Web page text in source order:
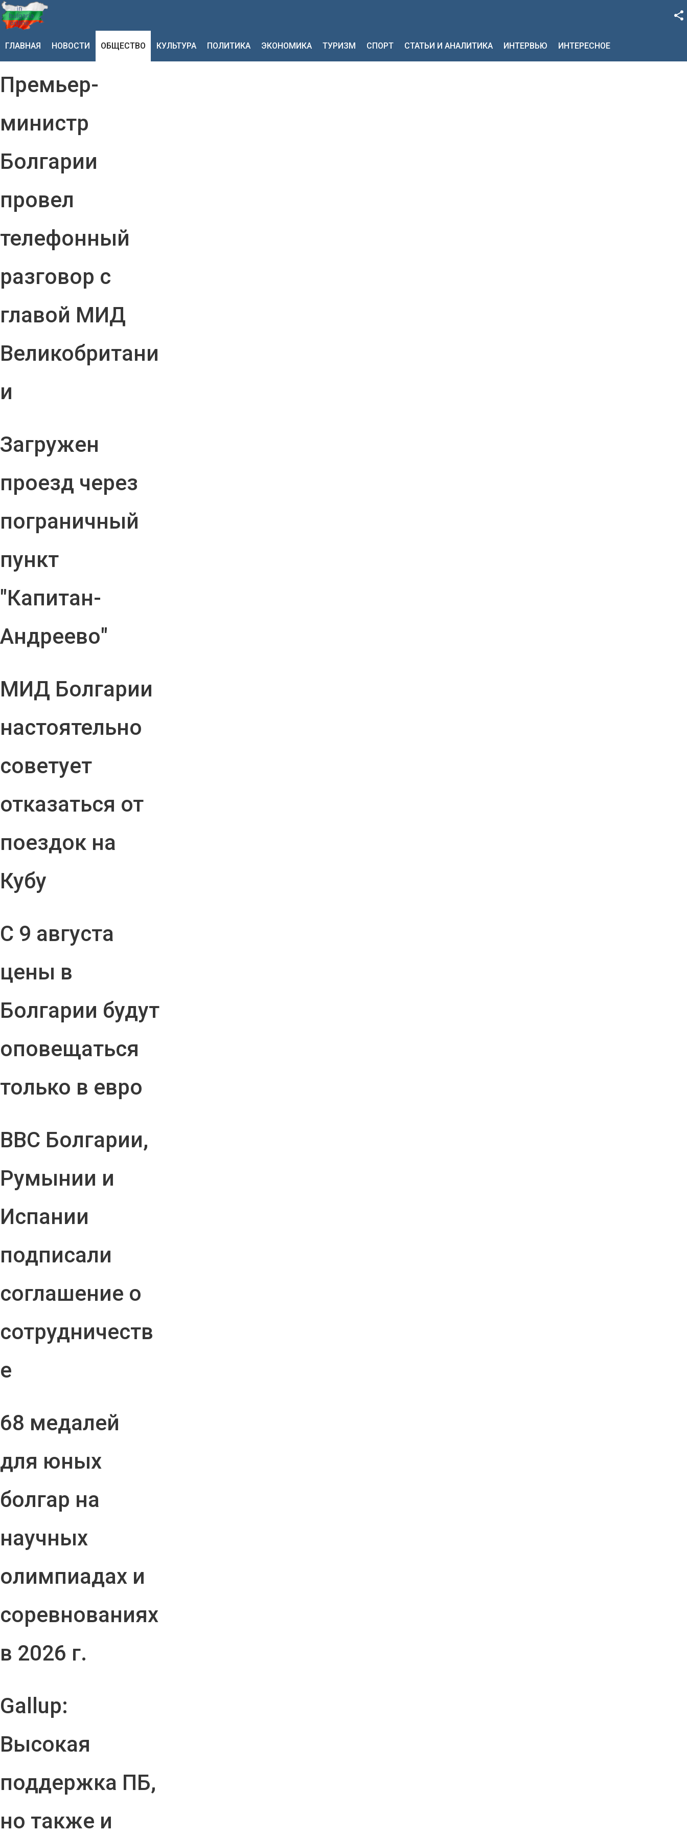
Google+
ГЛАВНАЯ НОВОСТИ ОБЩЕСТВО КУЛЬТУРА ПОЛИТИКА ЭКОНОМИКА ТУРИЗМ СПОРТ СТАТЬИ И АНАЛИТИКА ИНТЕРВЬЮ ИНТЕРЕСНОЕ
Премьер-
министр
Болгарии
провел
телефонный
разговор с
главой МИД
Великобритани
и
Загружен
проезд через
пограничный
пункт
"Капитан-
Андреево"
МИД Болгарии
настоятельно
советует
отказаться от
поездок на
Кубу
С 9 августа
цены в
Болгарии будут
оповещаться
только в евро
ВВС Болгарии,
Румынии и
Испании
подписали
соглашение о
сотрудничеств
е
68 медалей
для юных
болгар на
научных
олимпиадах и
соревнованиях
в 2026 г.
Gallup:
Высокая
поддержка ПБ,
но также и